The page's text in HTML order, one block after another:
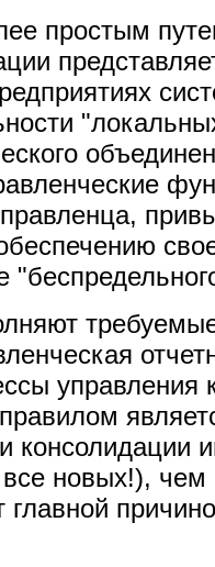
простым
управления
консолидации
новых!), чем
главной